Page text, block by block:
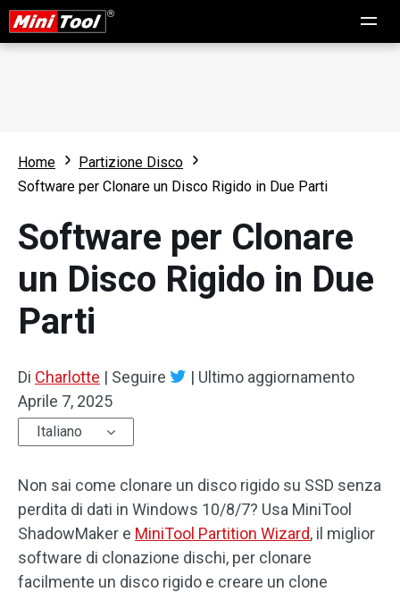
Home
Partizione Disco
Software per Clonare un Disco Rigido in Due Parti
Software per Clonare
un Disco Rigido in Due
Parti
Di Charlotte | Seguire | Ultimo aggiornamento
Aprile 7, 2025
Italiano
Non sai come clonare un disco rigido su SSD senza
perdita di dati in Windows 10/8/7? Usa MiniTool
ShadowMaker e MiniTool Partition Wizard, il miglior
software di clonazione dischi, per clonare
facilmente un disco rigido e creare un clone